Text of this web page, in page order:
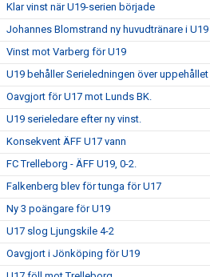
Klar vinst när U19-serien började
Johannes Blomstrand ny huvudtränare i U19
Vinst mot Varberg för U19
U19 behåller Serieledningen över uppehållet
Oavgjort för U17 mot Lunds BK.
U19 serieledare efter ny vinst.
Konsekvent ÄFF U17 vann
FC Trelleborg - ÄFF U19, 0-2.
Falkenberg blev för tunga för U17
Ny 3 poängare för U19
U17 slog Ljungskile 4-2
Oavgjort i Jönköping för U19